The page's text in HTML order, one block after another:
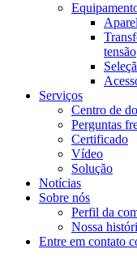
tensão
Serviços
Centro de
Perguntas
Certificado
Vídeo
Solução
Notícias
Sobre nós
Perfil da
Nossa
Entre em contato